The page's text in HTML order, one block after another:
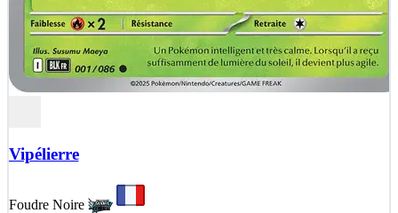
Vipélierre
Foudre Noire